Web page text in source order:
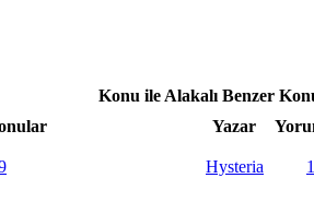
Konu ile Alakalı Benzer
Yazar
Hysteria 1